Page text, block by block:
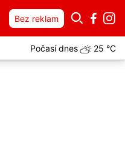
Bez reklam
Počasí dnes 25 °C